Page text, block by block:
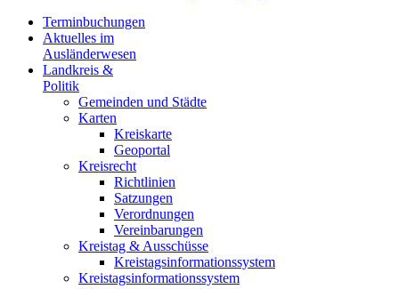
Terminbuchungen
Aktuelles im
Ausländerwesen
Landkreis &
Politik
Gemeinden und Städte
Karten
Kreiskarte
Geoportal
Kreisrecht
Richtlinien
Satzungen
Verordnungen
Vereinbarungen
Kreistag & Ausschüsse
Kreistagsinformationssystem
Kreistagsinformationssystem